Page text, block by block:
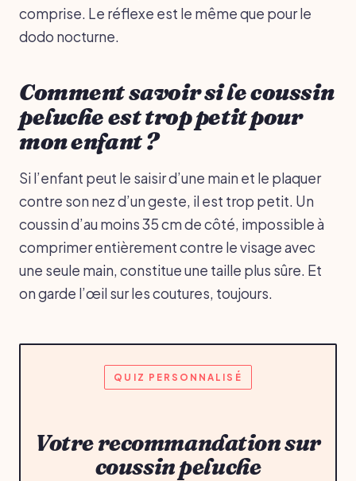
comprise. Le réflexe est le même que pour le
dodo nocturne.
Comment savoir si le coussin
peluche est trop petit pour
mon enfant ?
Si l’enfant peut le saisir d’une main et le plaquer
contre son nez d’un geste, il est trop petit. Un
coussin d’au moins 35 cm de côté, impossible à
comprimer entièrement contre le visage avec
une seule main, constitue une taille plus sûre. Et
on garde l’œil sur les coutures, toujours.
QUIZ PERSONNALISÉ
Votre recommandation sur
coussin peluche